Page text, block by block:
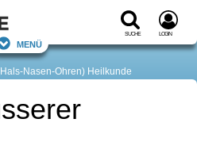
Suche Login
Menü
Nasen-Ohren) Heilkunde